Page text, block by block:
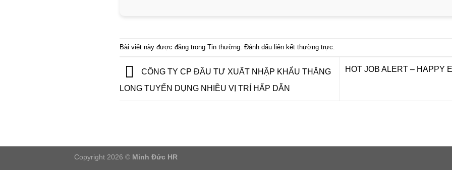
Bài viết này được đăng trong Tin thường . Đánh dấu liên kết thường trực
CÔNG TY CP ĐẦU TƯ XUẤT NHẬP KHẨU THĂNG
LONG TUYỂN DỤNG NHIỀU VỊ TRÍ HẤP DẪN
HOT JOB ALERT – HAPPY
Copyright 2026 © Minh Đức HR